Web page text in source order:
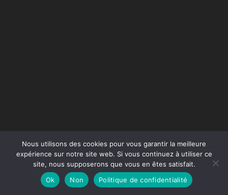
Conception du site :Agence Jus de Citron
Nous utilisons des cookies pour vous garantir la meilleure
expérience sur notre site web. Si vous continuez à utiliser ce
site, nous supposerons que vous en êtes satisfait.
Ok
Non Politique de confidentialité